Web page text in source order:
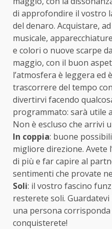
di approfondire il vostro
del denaro. Acquistare,
musicale,
e colori o nuove scarpe
maggio, con il buon
l’atmosfera è leggera ed
trascorrere del tempo
divertirvi facendo
programmato: sarà utile
Non è escluso che arrivi
In coppia: buone
migliore direzione. Avete
di più e far capire al
sentimenti che provate
Soli: il vostro fascino
resterete soli.
una persona
conquisterete!